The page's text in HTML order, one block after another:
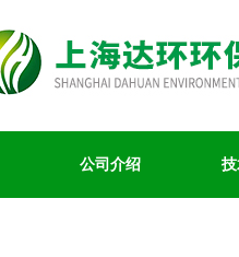
公司介绍